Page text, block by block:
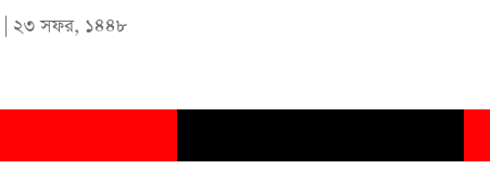
২৩ সফর, ১৪৪৮